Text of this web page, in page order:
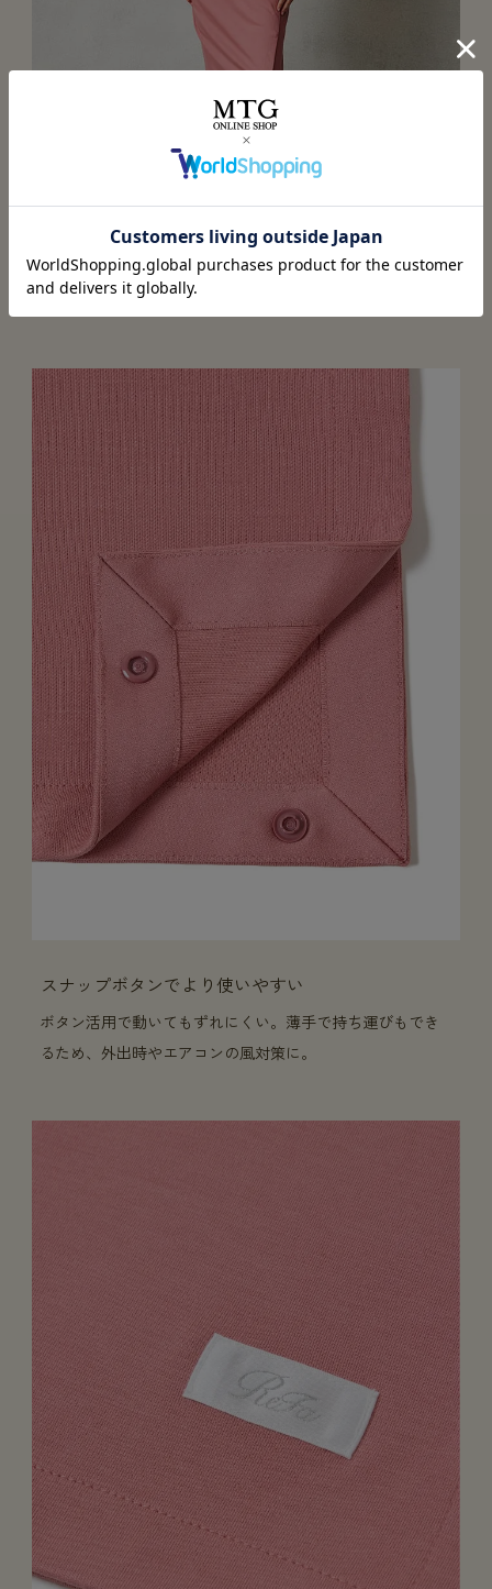
巻きスカートでお腹や腰をカバー
スナップボタンでより使いやすい
ボタン活用で動いてもずれにくい。薄手で持ち運びもでき
るため、外出時やエアコンの風対策に。